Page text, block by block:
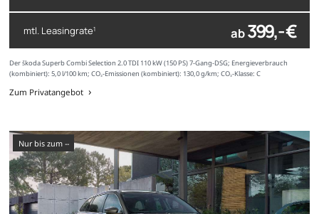
mtl. Leasingrate1 ab399,- €
Der Škoda Superb Combi Selection 2.0 TDI 110 kW (150 PS) 7-Gang-DSG; Energieverbrauch
(kombiniert): 5,0 l/100 km; CO₂-Emissionen (kombiniert): 130,0 g/km; CO₂-Klasse: C
Zum Privatangebot
nur bis zum --